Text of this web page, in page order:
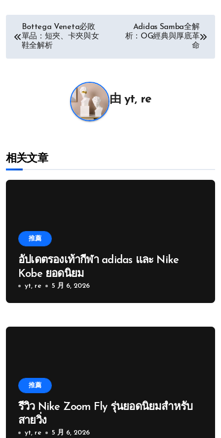
Bottega Veneta必敗
單品：短夾、卡夾與女
鞋全解析
Adidas Samba全解
析：OG經典與厚底革
命
由yt, re
相关文章
推薦
อัปเดตรองเท้ากีฬา adidas และ Nike
Kobe ยอดนิยม
yt, re 5 月 6, 2026
推薦
รีวิว Nike Zoom Fly รุ่นยอดนิยมสำหรับ
สายวิ่ง
yt, re 5 月 6, 2026